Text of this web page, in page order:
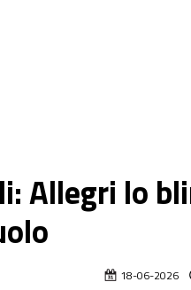
Allegri lo
18-06-2026